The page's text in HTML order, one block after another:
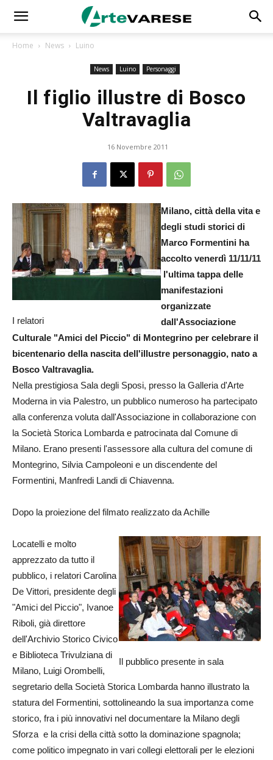
Home News Luino
News Luino Personaggi
Il figlio illustre di Bosco
Valtravaglia
16 Novembre 2011
I relatori
Milano, città della vita e
degli studi storici di
Marco Formentini ha
accolto venerdì 11/11/11
l'ultima tappa delle
manifestazioni
organizzate
dall'Associazione
Culturale "Amici del Piccio" di Montegrino per celebrare il
bicentenario della nascita dell'illustre personaggio, nato a
Bosco Valtravaglia.
Nella prestigiosa Sala degli Sposi, presso la Galleria d'Arte
Moderna in via Palestro, un pubblico numeroso ha partecipato
alla conferenza voluta dall'Associazione in collaborazione con
la Società Storica Lombarda e patrocinata dal Comune di
Milano. Erano presenti l'assessore alla cultura del comune di
Montegrino, Silvia Campoleoni e un discendente del
Formentini, Manfredi Landi di Chiavenna.
Dopo la proiezione del filmato realizzato da Achille
Il pubblico presente in sala
Locatelli e molto
apprezzato da tutto il
pubblico, i relatori Carolina
De Vittori, presidente degli
"Amici del Piccio", Ivanoe
Riboli, già direttore
dell'Archivio Storico Civico
e Biblioteca Trivulziana di
Milano, Luigi Orombelli,
segretario della Società Storica Lombarda hanno illustrato la
statura del Formentini, sottolineando la sua importanza come
storico, fra i più innovativi nel documentare la Milano degli
Sforza e la crisi della città sotto la dominazione spagnola;
come politico impegnato in vari collegi elettorali per le elezioni